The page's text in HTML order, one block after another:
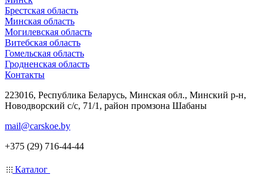
Брестская область
Минская область
Могилевская область
Витебская область
Гомельская область
Гродненская область
Контакты
223016, Республика Беларусь, Минская обл., Минский р-н,
Новодворский с/с, 71/1, район промзона Шабаны
mail@carskoe.by
+375 (29) 716-44-44
Каталог